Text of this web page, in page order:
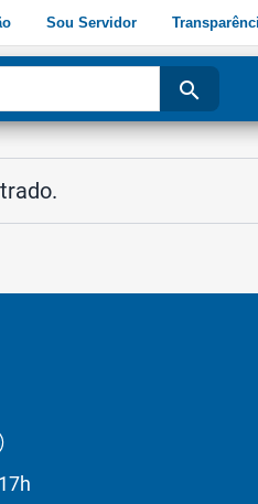
Sou Servidor
search